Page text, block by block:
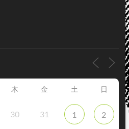
木 金 土 日
30 31 1 2